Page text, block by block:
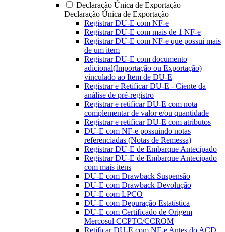
Declaração Única de Exportação
Declaração Única de Exportação
Registrar DU-E com NF-e
Registrar DU-E com mais de 1 NF-e
Registrar DU-E com NF-e que possui mais
de um item
Registrar DU-E com documento
adicional(Importação ou Exportação)
vinculado ao Item de DU-E
Registrar e Retificar DU-E - Ciente da
análise de pré-registro
Registrar e retificar DU-E com nota
complementar de valor e/ou quantidade
Registrar e retificar DU-E com atributos
DU-E com NF-e possuindo notas
referenciadas (Notas de Remessa)
Registrar DU-E de Embarque Antecipado
Registrar DU-E de Embarque Antecipado
com mais itens
DU-E com Drawback Suspensão
DU-E com Drawback Devolução
DU-E com LPCO
DU-E com Depuração Estatística
DU-E com Certificado de Origem
Mercosul CCPTC/CCROM
Retificar DU-E com NF-e Antes do ACD